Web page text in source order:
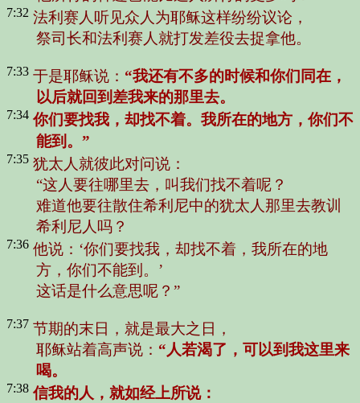
7:32 法利赛人听见众人为耶稣这样纷纷议论，
祭司长和法利赛人就打发差役去捉拿他。
7:33 于是耶稣说： “我还有不多的时候和你们同在，
以后就回到差我来的那里去。
7:34 你们要找我，却找不着。我所在的地方，你们不
能到。”
7:35 犹太人就彼此对问说：
“这人要往哪里去，叫我们找不着呢？
难道他要往散住希利尼中的犹太人那里去教训
希利尼人吗？
7:36 他说：‘你们要找我，却找不着，我所在的地
方，你们不能到。’
这话是什么意思呢？”
7:37 节期的末日，就是最大之日，
耶稣站着高声说： “人若渴了，可以到我这里来
喝。
7:38 信我的人，就如经上所说：